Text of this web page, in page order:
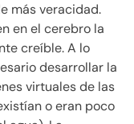
más veracidad.
en el cerebro la
creíble. A lo
desarrollar la
virtuales de las
o eran poco